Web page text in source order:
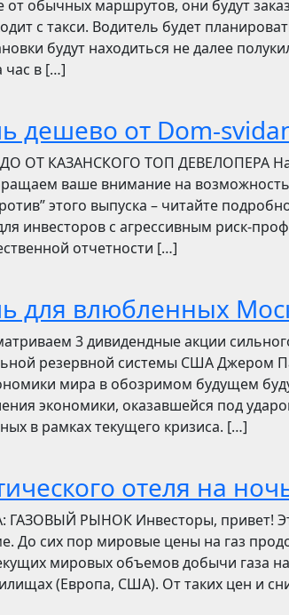
обычных маршрутов, они будут
с такси. Водитель будет
будут находиться не далее
час в […]
дешево от Dom-
ОТ КАЗАНСКОГО ТОП ДЕВЕЛОПЕРА
ваше внимание на
этого выпуска – читайте
инвесторов с агрессивным риск-
отчетности […]
для влюбленных
3 дивидендные акции
резервной системы США Джером
мира в обозримом будущем
экономики, оказавшейся под
в рамках текущего кризиса. […]
отеля на
РЫНОК Инвесторы, привет!
До сих пор мировые цены на газ
мировых объемов добычи газа
(Европа, США). От таких цен и